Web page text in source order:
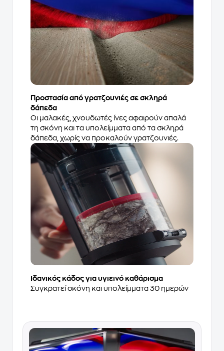
Προστασία από γρατζουνιές σε σκληρά
δάπεδα
Οι μαλακές, χνουδωτές ίνες αφαιρούν απαλά
τη σκόνη και τα υπολείμματα από τα σκληρά
δάπεδα, χωρίς να προκαλούν γρατζουνιές.
Ιδανικός κάδος για υγιεινό καθάρισμα
Συγκρατεί σκόνη και υπολείμματα 30 ημερών